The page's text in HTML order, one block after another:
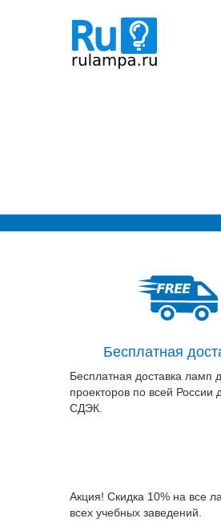
Бесплатная
Бесплатная доставка ламп
проекторов по всей России
СДЭК.
Акция! Скидка 10% на все
всех учебных заведений.